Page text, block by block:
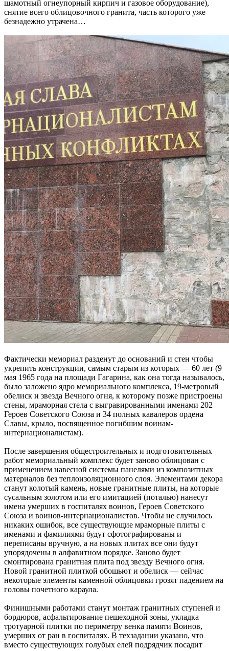
шамотный огнеупорный кирпич и газовое оборудование),
снятие всего облицовочного гранита, часть которого уже
безнадежно утрачена…
Фактически мемориал разденут до оснований и стен чтобы
укрепить конструкции, самым старым из которых — 60 лет (9
мая 1965 года на площади Гагарина, как она тогда называлось,
было заложено ядро мемориального комплекса, 19-метровый
обелиск и звезда Вечного огня, к которому позже пристроены
стены, мраморная стела с выгравированными именами 202
Героев Советского Союза и 34 полных кавалеров ордена
Славы, крыло, посвященное погибшим воинам-
интернационалистам).
После завершения общестроительных и подготовительных
работ мемориальный комплекс будет заново облицован с
применением навесной системы панелями из композитных
материалов без теплоизоляционного слоя. Элементами декора
станут колотый камень, новые гранитные плиты, на которые
сусальным золотом или его имитацией (поталью) нанесут
имена умерших в госпиталях воинов, Героев Советского
Союза и воинов-интернационалистов. Чтобы не случилось
никаких ошибок, все существующие мраморные плиты с
именами и фамилиями будут сфотографированы и
переписаны вручную, а на новых плитах все они будут
упорядочены в алфавитном порядке. Заново будет
смонтирована гранитная плита под звезду Вечного огня.
Новой гранитной плиткой обошьют и обелиск — сейчас
некоторые элементы каменной облицовки грозят падением на
головы почетного караула.
Финишными работами станут монтаж гранитных ступеней и
бордюров, асфальтирование пешеходной зоны, укладка
тротуарной плитки по периметру венка памяти Воинов,
умерших от ран в госпиталях. В техзадании указано, что
вместо существующих голубых елей подрядчик посадит